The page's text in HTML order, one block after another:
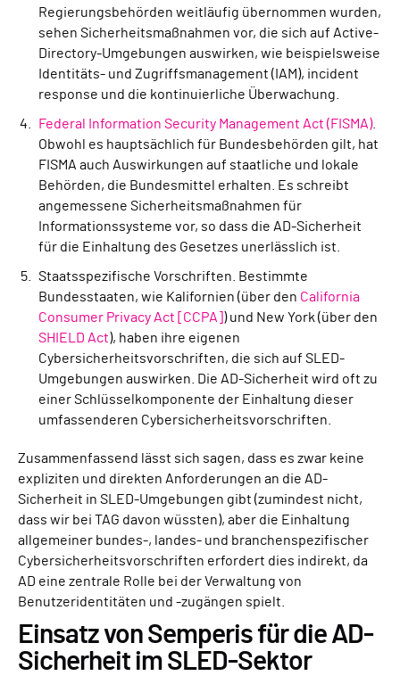
Regierungsbehörden weitläufig übernommen wurden,
sehen Sicherheitsmaßnahmen vor, die sich auf Active-
Directory-Umgebungen auswirken, wie beispielsweise
Identitäts- und Zugriffsmanagement (IAM), incident
response und die kontinuierliche Überwachung.
Federal Information Security Management Act (FISMA).
Obwohl es hauptsächlich für Bundesbehörden gilt, hat
FISMA auch Auswirkungen auf staatliche und lokale
Behörden, die Bundesmittel erhalten. Es schreibt
angemessene Sicherheitsmaßnahmen für
Informationssysteme vor, so dass die AD-Sicherheit
für die Einhaltung des Gesetzes unerlässlich ist.
Staatsspezifische Vorschriften. Bestimmte
Bundesstaaten, wie Kalifornien (über den California
Consumer Privacy Act [CCPA] ) und New York (über den
SHIELD Act), haben ihre eigenen
Cybersicherheitsvorschriften, die sich auf SLED-
Umgebungen auswirken. Die AD-Sicherheit wird oft zu
einer Schlüsselkomponente der Einhaltung dieser
umfassenderen Cybersicherheitsvorschriften.
Zusammenfassend lässt sich sagen, dass es zwar keine
expliziten und direkten Anforderungen an die AD-
Sicherheit in SLED-Umgebungen gibt (zumindest nicht,
dass wir bei TAG davon wüssten), aber die Einhaltung
allgemeiner bundes-, landes- und branchenspezifischer
Cybersicherheitsvorschriften erfordert dies indirekt, da
AD eine zentrale Rolle bei der Verwaltung von
Benutzeridentitäten und -zugängen spielt.
Einsatz von Semperis für die AD-
Sicherheit im SLED-Sektor